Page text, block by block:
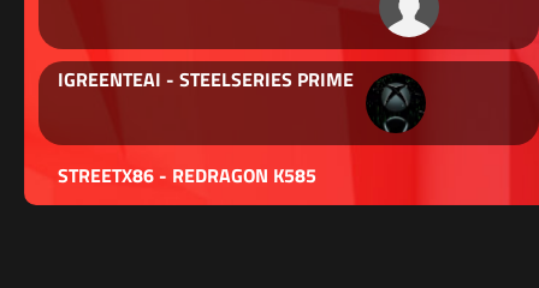
IGREENTEAI - STEELSERIES PRIME
STREETX86 - REDRAGON K585